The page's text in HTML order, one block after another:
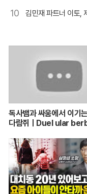
10 김민재 파트너 이토,
독사뱀과 싸움에서 이기
다람쥐ㅣDuel ular
운 동물싸움